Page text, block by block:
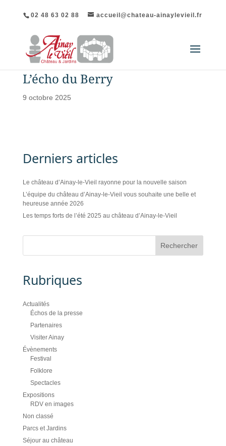
02 48 63 02 88 accueil@chateau-ainaylevieil.fr
L’écho du Berry
9 octobre 2025
Derniers articles
Le château d’Ainay-le-Vieil rayonne pour la nouvelle saison
L’équipe du château d’Ainay-le-Vieil vous souhaite une belle et
heureuse année 2026
Les temps forts de l’été 2025 au château d’Ainay-le-Vieil
Rubriques
Actualités
Échos de la presse
Partenaires
Visiter Ainay
Évènements
Festival
Folklore
Spectacles
Expositions
RDV en images
Non classé
Parcs et Jardins
Séjour au château